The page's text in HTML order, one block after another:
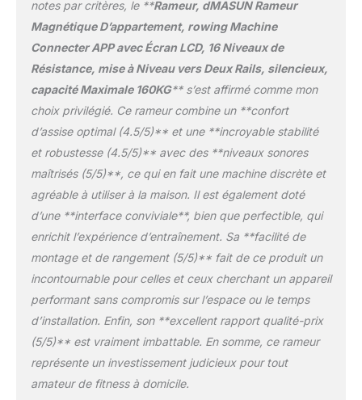
clients, en offrant un
service client réactif et
une garantie de 5 ans
sur son rameur. Que
vous ayez des questions
ou besoin d’assistance,
disposition pour vous
offrir un soutien complet.
Faites confiance à
DMASUN pour une
expérience d’achat
sécurisée et un
équipement conçu pour
durer.
avec des plateformes
telles que Kinomap et
EXR. Vous pourrez ainsi
profiter de programmes
d'entraînement
interactifs et
vos progrès en temps
réel, participez à des
défis virtuels et ajustez
l’intensité de vos
séances selon vos
besoins. La connectivité
rend chaque
entraînement plus
motivant et vous aide à
tout en améliorant vos
performances.
✅【RÉSISTANCE
MAGNÉTIQUE À 16
LES INTENSITÉS】Grâce
notes par critères, le **Rameur, dMASUN Rameur
Magnétique D’appartement, rowing Machine
Connecter APP avec Écran LCD, 16 Niveaux de
Résistance, mise à Niveau vers Deux Rails, silencieux,
capacité Maximale 160KG** s’est affirmé comme mon
choix privilégié. Ce rameur combine un **confort
d’assise optimal (4.5/5)** et une **incroyable stabilité
et robustesse (4.5/5)** avec des **niveaux sonores
maîtrisés (5/5)**, ce qui en fait une machine discrète et
agréable à utiliser à la maison. Il est également doté
d’une **interface conviviale**, bien que perfectible, qui
enrichit l’expérience d’entraînement. Sa **facilité de
montage et de rangement (5/5)** fait de ce produit un
incontournable pour celles et ceux cherchant un appareil
performant sans compromis sur l’espace ou le temps
d’installation. Enfin, son **excellent rapport qualité-prix
(5/5)** est vraiment imbattable. En somme, ce rameur
représente un investissement judicieux pour tout
amateur de fitness à domicile.